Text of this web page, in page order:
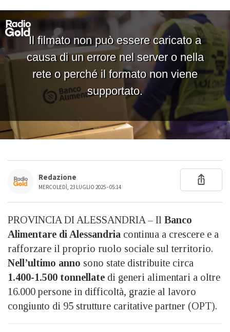
Redazione
MERCOLEDÌ, 23 LUGLIO 2025 - 05:14
PROVINCIA DI ALESSANDRIA – Il Banco
Alimentare di Alessandria continua a crescere e a
rafforzare il proprio ruolo sociale sul territorio.
Nell’ultimo anno sono state distribuite circa
1.400-1.500 tonnellate di generi alimentari a oltre
16.000 persone in difficoltà, grazie al lavoro
congiunto di 95 strutture caritative partner (OPT).